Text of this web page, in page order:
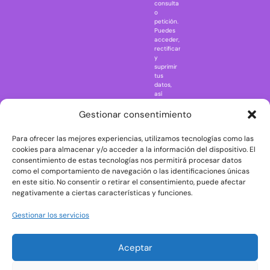
Gestionar consentimiento
Para ofrecer las mejores experiencias, utilizamos tecnologías como las
cookies para almacenar y/o acceder a la información del dispositivo. El
consentimiento de estas tecnologías nos permitirá procesar datos
como el comportamiento de navegación o las identificaciones únicas
en este sitio. No consentir o retirar el consentimiento, puede afectar
negativamente a ciertas características y funciones.
Gestionar los servicios
Aceptar
Rick and
The Big Bang
Theory
The Blues
Brothers
The
The Shining
consulta
o
petición.
Puedes
acceder,
rectificar
y
suprimir
tus
datos,
así
ejercer
consultando
la
información
adicional
y
detallada
sobre